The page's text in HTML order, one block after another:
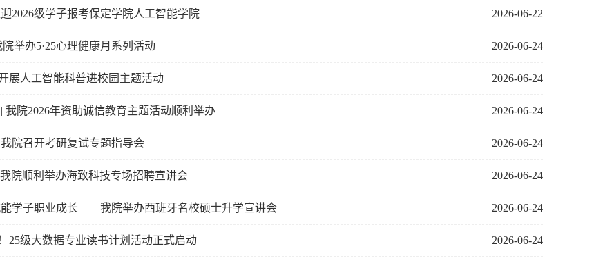
2026-06-22
2026级学子报考保定学院人工智能学院
2026-06-24
举办5·25心理健康月系列活动
2026-06-24
展人工智能科普进校园主题活动
2026-06-24
我院2026年资助诚信教育主题活动顺利举办
2026-06-24
院召开考研复试专题指导会
2026-06-24
院顺利举办海致科技专场招聘宣讲会
2026-06-24
学子职业成长——我院举办西班牙名校硕士升学宣讲会
2026-06-24
25级大数据专业读书计划活动正式启动